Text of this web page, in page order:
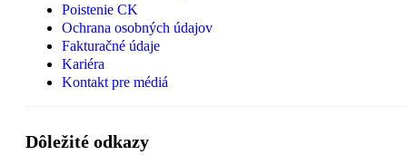
Poistenie CK
Ochrana osobných údajov
Fakturačné údaje
Kariéra
Kontakt pre médiá
Dôležité odkazy